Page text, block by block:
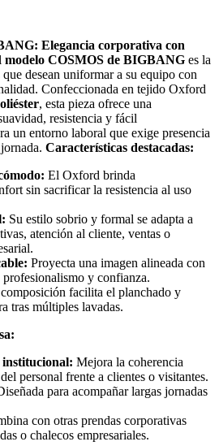
Elegancia corporativa con
modelo COSMOS de BIGBANG es la
desean uniformar a su equipo con
Confeccionada en tejido Oxford
, esta pieza ofrece una
resistencia y fácil
un entorno laboral que exige presencia
Características destacadas:
El Oxford brinda
sin sacrificar la resistencia al uso
Su estilo sobrio y formal se adapta a
atención al cliente, ventas o
Proyecta una imagen alineada con
y confianza.
facilita el planchado y
tras múltiples lavadas.
institucional: Mejora la coherencia
personal frente a clientes o visitantes.
para acompañar largas jornadas
con otras prendas corporativas
o chalecos empresariales.